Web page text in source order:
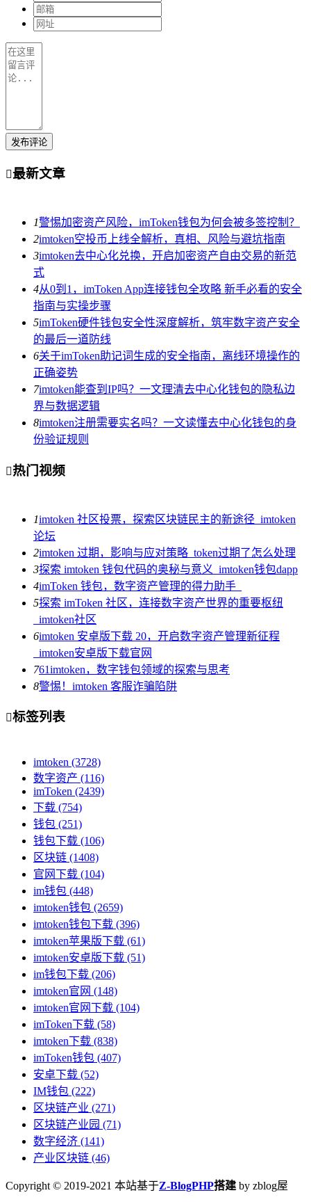
发布评论
最新文章
1警惕加密资产风险，imToken钱包为何会被多签控制？
2imtoken空投币上线全解析，真相、风险与避坑指南
3imtoken去中心化兑换，开启加密资产自由交易的新范
式
4从0到1，imToken App连接钱包全攻略 新手必看的安全
指南与实操步骤
5imToken硬件钱包安全性深度解析，筑牢数字资产安全
的最后一道防线
6关于imToken助记词生成的安全指南，离线环境操作的
正确姿势
7imtoken能查到IP吗？一文理清去中心化钱包的隐私边
界与数据逻辑
8imtoken注册需要实名吗？一文读懂去中心化钱包的身
份验证规则
热门视频
1imtoken 社区投票，探索区块链民主的新途径_imtoken
论坛
2imtoken 过期，影响与应对策略_token过期了怎么处理
3探索 imtoken 钱包代码的奥秘与意义_imtoken钱包dapp
4imToken 钱包，数字资产管理的得力助手_
5探索 imToken 社区，连接数字资产世界的重要枢纽
_imtoken社区
6imtoken 安卓版下载 20，开启数字资产管理新征程
_imtoken安卓版下载官网
761imtoken，数字钱包领域的探索与思考
8警惕！imtoken 客服诈骗陷阱
标签列表
imtoken (3728)
数字资产 (116)
imToken (2439)
下载 (754)
钱包 (251)
钱包下载 (106)
区块链 (1408)
官网下载 (104)
im钱包 (448)
imtoken钱包 (2659)
imtoken钱包下载 (396)
imtoken苹果版下载 (61)
imtoken安卓版下载 (51)
im钱包下载 (206)
imtoken官网 (148)
imtoken官网下载 (104)
imToken下载 (58)
imtoken下载 (838)
imToken钱包 (407)
安卓下载 (52)
IM钱包 (222)
区块链产业 (271)
区块链产业园 (71)
数字经济 (141)
产业区块链 (46)
Copyright © 2019-2021 本站基于Z-BlogPHP搭建 by zblog屋